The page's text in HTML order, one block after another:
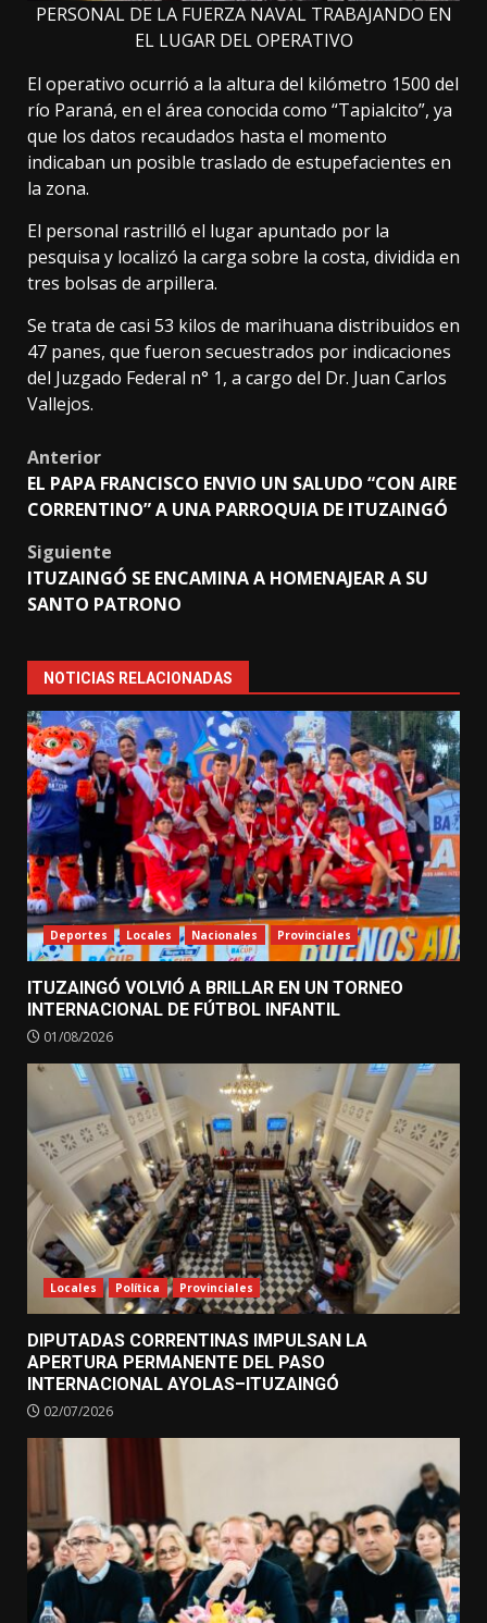
PERSONAL DE LA FUERZA NAVAL TRABAJANDO EN
EL LUGAR DEL OPERATIVO
El operativo ocurrió a la altura del kilómetro 1500 del
río Paraná, en el área conocida como “Tapialcito”, ya
que los datos recaudados hasta el momento
indicaban un posible traslado de estupefacientes en
la zona.
El personal rastrilló el lugar apuntado por la
pesquisa y localizó la carga sobre la costa, dividida en
tres bolsas de arpillera.
Se trata de casi 53 kilos de marihuana distribuidos en
47 panes, que fueron secuestrados por indicaciones
del Juzgado Federal n° 1, a cargo del Dr. Juan Carlos
Vallejos.
Post
navigation
Anterior
EL PAPA FRANCISCO ENVIO UN SALUDO “CON AIRE
CORRENTINO” A UNA PARROQUIA DE ITUZAINGÓ
Siguiente
ITUZAINGÓ SE ENCAMINA A HOMENAJEAR A SU
SANTO PATRONO
NOTICIAS RELACIONADAS
Deportes Locales Nacionales Provinciales
ITUZAINGÓ VOLVIÓ A BRILLAR EN UN TORNEO
INTERNACIONAL DE FÚTBOL INFANTIL
01/08/2026
Locales Política Provinciales
DIPUTADAS CORRENTINAS IMPULSAN LA
APERTURA PERMANENTE DEL PASO
INTERNACIONAL AYOLAS–ITUZAINGÓ
02/07/2026